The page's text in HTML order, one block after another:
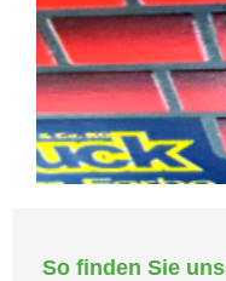
So finden Sie uns